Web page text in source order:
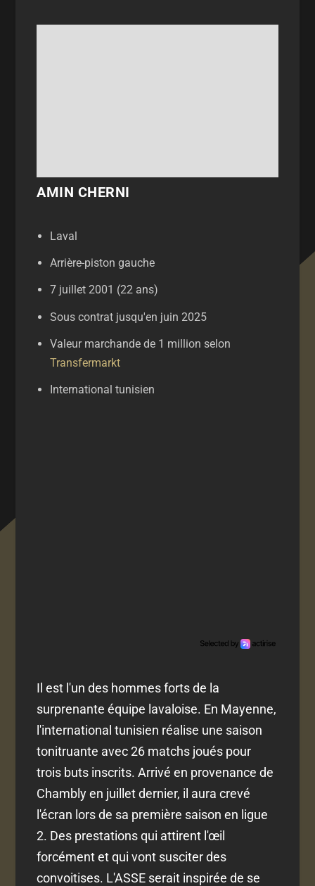
AMIN CHERNI
Laval
Arrière-piston gauche
7 juillet 2001 (22 ans)
Sous contrat jusqu'en juin 2025
Valeur marchande de 1 million selon
Transfermarkt
International tunisien
Il est l'un des hommes forts de la
surprenante équipe lavaloise. En Mayenne,
l'international tunisien réalise une saison
tonitruante avec 26 matchs joués pour
trois buts inscrits. Arrivé en provenance de
Chambly en juillet dernier, il aura crevé
l'écran lors de sa première saison en ligue
2. Des prestations qui attirent l'œil
forcément et qui vont susciter des
convoitises. L'ASSE serait inspirée de se